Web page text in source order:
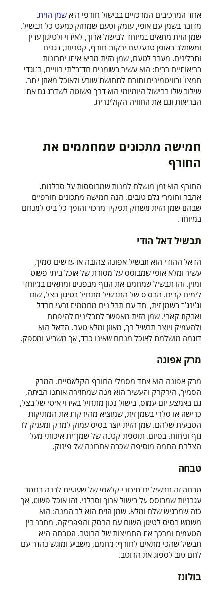
אחד המרכיבים המרכזיים בבישול חורפי הואשמן הזית.
מדובר בשמן עם אופי, עומק וטעם שמחזק כמעט כל תבשיל.
שמן הזית מתאים במיוחד לבישול ארוך, לאידוי ולטיגון עדין
ומשתלב באופן טבעי עם ירקות חורף, קטניות, דגנים
ותבלינים. מעבר לטעם, שמן הזית מביא איתו יתרונות
בריאותיים רבים: הוא עשיר בשומנים חד־בלתי רוויים, בנוגדי
חמצון ובוויטמינים ותורם לתחושת שובע ולאוכל מאוזן יותר.
שילוב שלו בבישול היומיומי הוא דרך פשוטה לשדרג גם את
הבריאות וגם את החוויה הקולינרית.
חמישה מתכונים שמחממים את
החורף
החורף הוא זמן מושלם למנות שמבוססות על סבלנות,
אהבה וחומרי גלם טובים. הנה חמישה מתכונים חורפיים
שבהם שמן הזית משחק תפקיד מרכזי והופך כל ביס למנחם
במיוחד.
תבשיל דאל הודי
הדאל ההודי הוא תבשיל אפונה צהובה או עדשים סמיך,
עשיר ומלא אופי שמבוסס על מסורת של אוכל ביתי פשוט
ומזין. זהו תבשיל שמחמם את הגוף מבפנים ומתאים במיוחד
לימים קרים. הבסיס של התבשיל מתחיל בטיגון בצל, שום
וג’ינג’ר בשמן זית, יחד עם תבלינים מחממים זרעי חרדל
ואבקת קארי. שמן הזית מאפשר לתבלינים להיפתח
ולהעמיק ויוצר תבשיל רך, מאוזן ומלא טעם. הדאל הוא
דוגמה מושלמת לאוכל מנחם שאינו כבד, אך משביע ומספק.
מרק אפונה
מרק אפונה הוא אחד מסמלי החורף הקלאסיים. המרק
הסמיך, הירקרק והעשיר הוא מנה שמחזירה אותנו הביתה,
גם באמצע יום עמוס. בישול נכון מתחיל באידוי איטי של בצל,
כרישה או סלרי בשמן זית, שמוציא מהירקות את המתיקות
הטבעית שלהם. שמן הזית יוצר בסיס עמוק למרק ומעניק לו
גוף וניחוח. בסיום, תוספת קטנה של שמן זית איכותי מעל
הצלחת החמה מוסיפה שכבה אחרונה של פינוק.
טבחה
טבחה זה תבשיל ים־תיכוני קלאסי של שעועית לבנה ברוטב
עגבניות שמבוסס על בישול ארוך וסבלני. זהו אוכל פשוט, אך
כזה שמרגיש שלם ומלא. שמן הזית הוא לב המנה: הוא
משמש בסיס לטיגון השום עם הרסק והפפריקה, מחבר בין
הטעמים ומרכך את החמיצות של הרוטב. הטבחה היא
תבשיל שהכי מתאים לחורף: מחמם, משביע ומוגש נהדר עם
לחם טוב לספוג את הרוטב.
בולונז